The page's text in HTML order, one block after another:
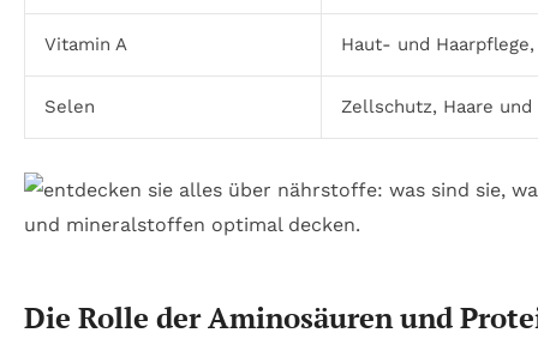
Vitamin A Haut- und
Selen Zellschutz, Haare und
Die Rolle der Aminosäuren und